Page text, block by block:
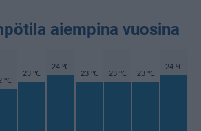
aiempina vuosina
℃
23 ℃
24 ℃
23 ℃ 23 ℃ 23 ℃
24 ℃